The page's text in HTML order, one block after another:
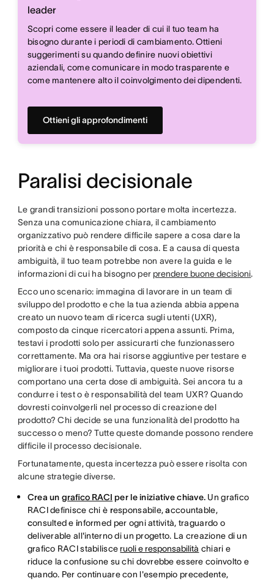
leader
Scopri come essere il leader di cui il tuo team ha
bisogno durante i periodi di cambiamento. Ottieni
suggerimenti su quando definire nuovi obiettivi
aziendali, come comunicare in modo trasparente e
come mantenere alto il coinvolgimento dei dipendenti.
Ottieni gli approfondimenti
Paralisi decisionale
Le grandi transizioni possono portare molta incertezza.
Senza una comunicazione chiara, il cambiamento
organizzativo può rendere difficile sapere a cosa dare la
priorità e chi è responsabile di cosa. E a causa di questa
ambiguità, il tuo team potrebbe non avere la guida e le
informazioni di cui ha bisogno per prendere buone decisioni.
Ecco uno scenario: immagina di lavorare in un team di
sviluppo del prodotto e che la tua azienda abbia appena
creato un nuovo team di ricerca sugli utenti (UXR),
composto da cinque ricercatori appena assunti. Prima,
testavi i prodotti solo per assicurarti che funzionassero
correttamente. Ma ora hai risorse aggiuntive per testare e
migliorare i tuoi prodotti. Tuttavia, queste nuove risorse
comportano una certa dose di ambiguità. Sei ancora tu a
condurre i test o è responsabilità del team UXR? Quando
dovresti coinvolgerli nel processo di creazione del
prodotto? Chi decide se una funzionalità del prodotto ha
successo o meno? Tutte queste domande possono rendere
difficile il processo decisionale.
Fortunatamente, questa incertezza può essere risolta con
alcune strategie diverse.
Crea un grafico RACI per le iniziative chiave. Un grafico
RACI definisce chi è responsabile,accountable,
consulted einformed per ogni attività, traguardo o
deliverable all'interno di un progetto. La creazione di un
grafico RACI stabilisceruoli e responsabilità chiari e
riduce la confusione su chi dovrebbe essere coinvolto e
quando. Per continuare con l'esempio precedente,